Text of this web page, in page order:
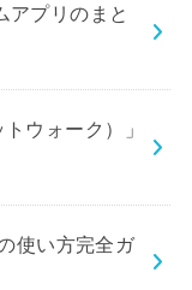
アプリのまと
ウォーク）」
使い方完全ガ